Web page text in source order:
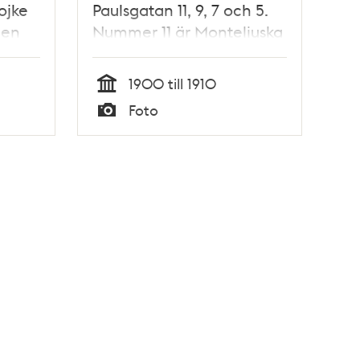
14
Paulsgatan 11, 9, 7 och 5.
Nummer 11 är Monteliuska
huset från 1757
Tid
1900 till 1910
Typ
Foto